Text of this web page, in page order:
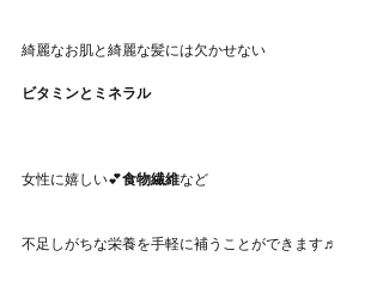
綺麗なお肌と綺麗な髪には欠かせない
ビタミンとミネラル
女性に嬉しい💕食物繊維など
不足しがちな栄養を手軽に補うことができます♬